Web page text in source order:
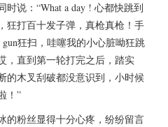
说：“What a day ! 心都快跳到
狂打百十发子弹，真枪真枪！手
gun狂扫，哇噻我的小心脏呦狂跳
，直到第一轮打完之后，踏实
的木叉刮破都没意识到，小时候
！”
的粉丝显得十分心疼，纷纷留言